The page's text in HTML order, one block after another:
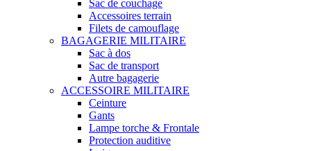
Sac de couchage
Accessoires terrain
Filets de camouflage
BAGAGERIE MILITAIRE
Sac à dos
Sac de transport
Autre bagagerie
ACCESSOIRE MILITAIRE
Ceinture
Gants
Lampe torche & Frontale
Protection auditive